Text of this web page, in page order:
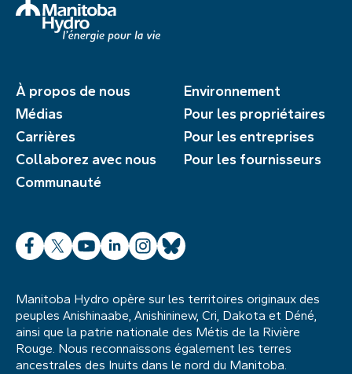
À propos de nous
Médias
Carrières
Collaborez avec nous
Communauté
Environnement
Pour les propriétaires
Pour les entreprises
Pour les fournisseurs
Facebook
X YouTube
LinkedInInstagram
Bluesky
Manitoba Hydro opère sur les territoires originaux des
peuples Anishinaabe, Anishininew, Cri, Dakota et Déné,
ainsi que la patrie nationale des Métis de la Rivière
Rouge. Nous reconnaissons également les terres
ancestrales des Inuits dans le nord du Manitoba.